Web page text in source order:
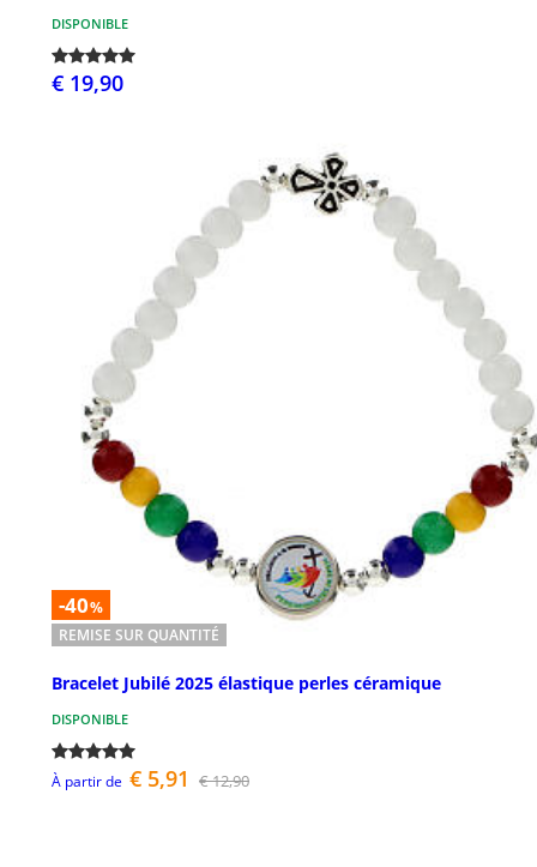
DISPONIBLE
€ 19,90
-40%
REMISE SUR QUANTITÉ
Bracelet Jubilé 2025 élastique perles céramique
DISPONIBLE
À partir de € 5,91 € 12,90